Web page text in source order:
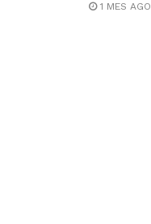
1 MES AGO